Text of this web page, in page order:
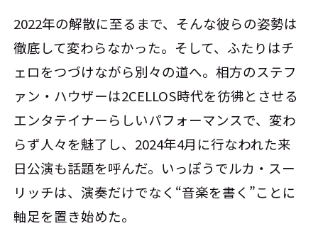
2022年の解散に至るまで、そんな彼らの姿勢は
徹底して変わらなかった。そして、ふたりはチ
ェロをつづけながら別々の道へ。相方のステフ
ァン・ハウザーは2CELLOS時代を彷彿とさせる
エンタテイナーらしいパフォーマンスで、変わ
らず人々を魅了し、2024年4月に行なわれた来
日公演も話題を呼んだ。いっぽうでルカ・スー
リッチは、演奏だけでなく“音楽を書く”ことに
軸足を置き始めた。